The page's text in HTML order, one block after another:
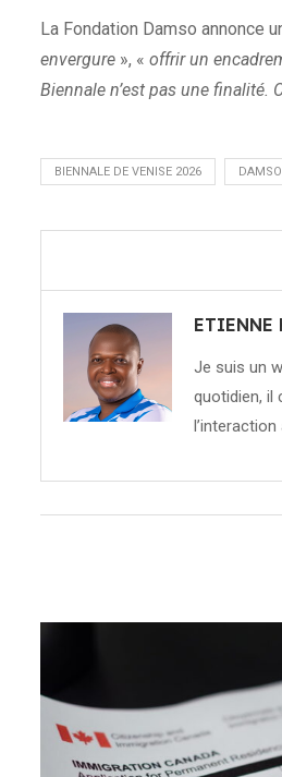
La Fondation Damso annonce
envergure », « offrir un
Biennale n’est pas une finalité.
BIENNALE DE VENISE 2026 DAMSO
ETIENNE
Je suis un
quotidien, il
l’interaction